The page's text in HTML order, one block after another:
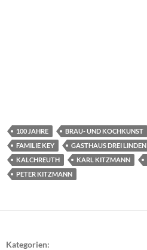
100 JAHRE BRAU- UND KOCHKUNST
FAMILIE KEY
GASTHAUS DREI LINDEN
KALCHREUTH
KARL KITZMANN
PETER KITZMANN
Kategorien: